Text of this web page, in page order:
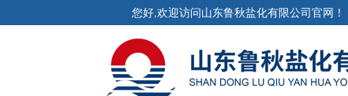
您好,欢迎访问山东鲁秋盐化有限公司官网！